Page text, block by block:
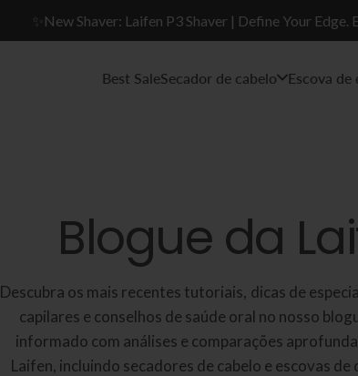
✨New Shaver: Laifen P3 Shaver | Define Your
Best SaleSecador de cabelo Escova de
Blogue da
Descubra os mais recentes tutoriais, dicas de
capilares e conselhos de saúde oral no nosso
informado com análises e comparações
Laifen, incluindo secadores de cabelo e escovas